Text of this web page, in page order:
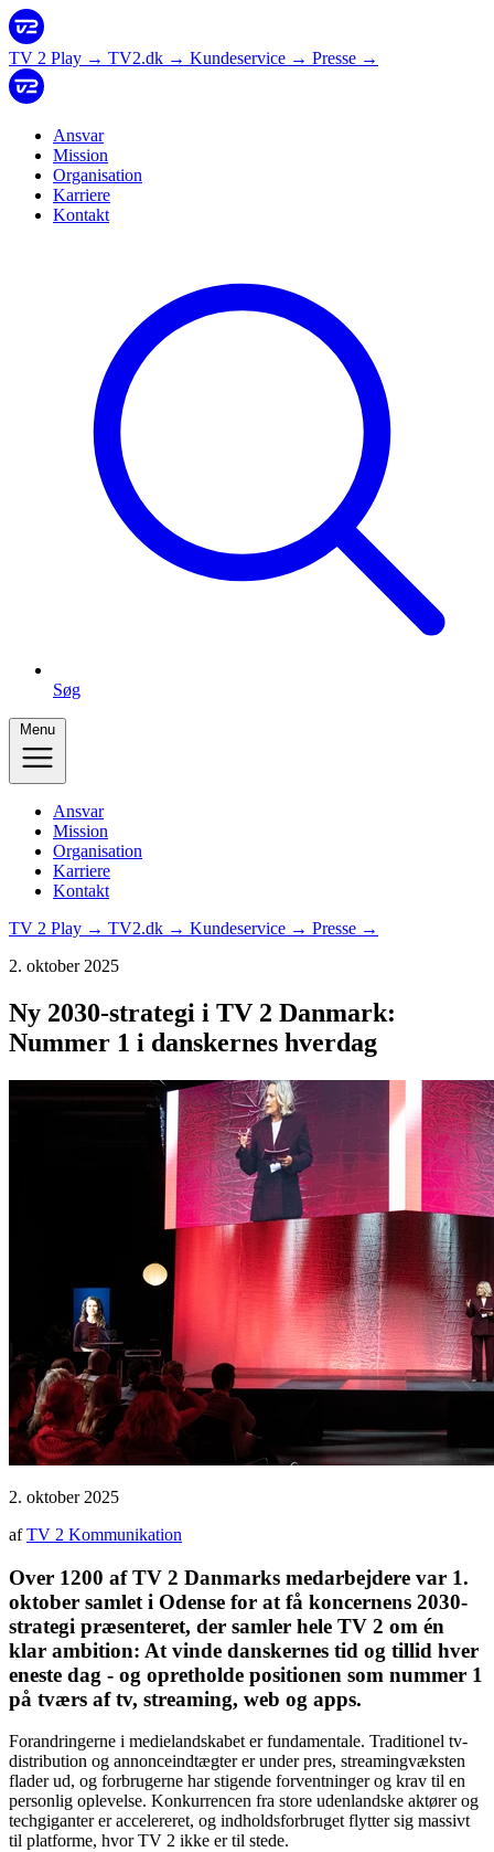
TV 2 Play → TV2.dk → Kundeservice → Presse →
Ansvar
Mission
Organisation
Karriere
Kontakt
Søg
Menu
Ansvar
Mission
Organisation
Karriere
Kontakt
TV 2 Play → TV2.dk → Kundeservice → Presse →
2. oktober 2025
Ny 2030-strategi i TV 2 Danmark:
Nummer 1 i danskernes hverdag
2. oktober 2025
afTV 2 Kommunikation
Over 1200 af TV 2 Danmarks medarbejdere var 1.
oktober samlet i Odense for at få koncernens 2030-
strategi præsenteret, der samler hele TV 2 om én
klar ambition: At vinde danskernes tid og tillid hver
eneste dag - og opretholde positionen som nummer 1
på tværs af tv, streaming, web og apps.
Forandringerne i medielandskabet er fundamentale. Traditionel tv-
distribution og annonceindtægter er under pres, streamingvæksten
flader ud, og forbrugerne har stigende forventninger og krav til en
personlig oplevelse. Konkurrencen fra store udenlandske aktører ​og
techgiganter er accelereret, og indholdsforbruget flytter sig massivt
til platforme, hvor TV 2 ikke er til stede.